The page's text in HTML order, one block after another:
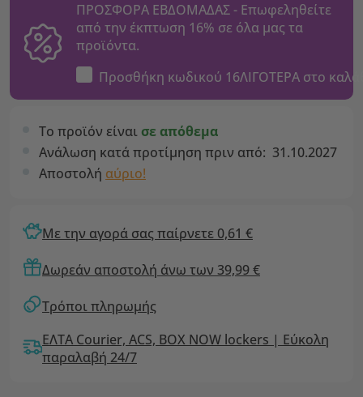
ΠΡΟΣΦΟΡΑ ΕΒΔΟΜΑΔΑΣ - Επωφεληθείτε
από την έκπτωση 16% σε όλα μας τα
προϊόντα.
Προσθήκη κωδικού 16ΛΙΓΟΤΕΡΑ στο
Το προϊόν είναι σε απόθεμα
Ανάλωση κατά προτίμηση πριν από: 31.10.2027
Αποστολή αύριο!
Με την αγορά σας παίρνετε 0,61 €
Δωρεάν αποστολή άνω των 39,99 €
Τρόποι πληρωμής
ΕΛΤΑ Courier, ACS, BOX NOW lockers | Εύκολη
παραλαβή 24/7